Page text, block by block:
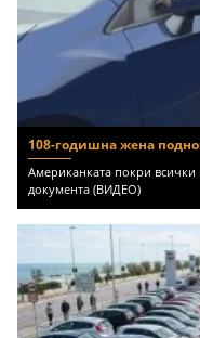
108-годишна жена
Американката покри всички
документа (ВИДЕО)